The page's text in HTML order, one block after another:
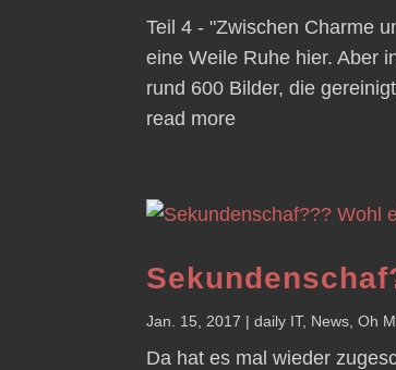
Teil 4 - "Zwischen Charme
eine Weile Ruhe hier. Aber
rund 600 Bilder, die
read more
Jan. 15, 2017 |daily IT, News ,Oh
Da hat es mal wieder